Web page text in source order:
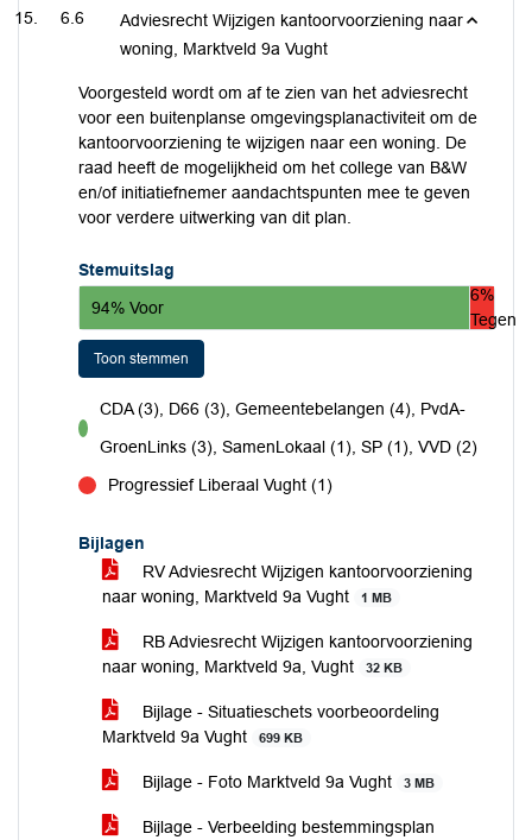
6.6
Adviesrecht Wijzigen kantoorvoorziening naar
woning, Marktveld 9a Vught
Voorgesteld wordt om af te zien van het adviesrecht
voor een buitenplanse omgevingsplanactiviteit om de
kantoorvoorziening te wijzigen naar een woning. De
raad heeft de mogelijkheid om het college van B&W
en/of initiatiefnemer aandachtspunten mee te geven
voor verdere uitwerking van dit plan.
Stemuitslag
94% Voor
6%
Tegen
Toon stemmen
voor
CDA (3), D66 (3), Gemeentebelangen (4), PvdA-
GroenLinks (3), SamenLokaal (1), SP (1), VVD (2)
Progressief Liberaal Vught (1)
Bijlagen
RV Adviesrecht Wijzigen kantoorvoorziening
naar woning, Marktveld 9a Vught
1 MB
RB Adviesrecht Wijzigen kantoorvoorziening
naar woning, Marktveld 9a, Vught
32 KB
Bijlage - Situatieschets voorbeoordeling
Marktveld 9a Vught
699 KB
Bijlage - Foto Marktveld 9a Vught 3 MB
Bijlage - Verbeelding bestemmingsplan